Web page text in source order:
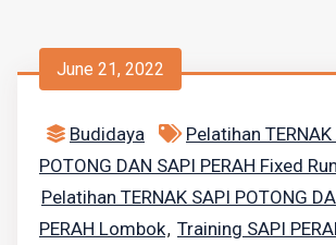
June 21, 2022
Budidaya
Pelatihan TERNAK
POTONG DAN SAPI PERAH Fixed
Pelatihan TERNAK SAPI POTONG
PERAH Lombok, Training SAPI